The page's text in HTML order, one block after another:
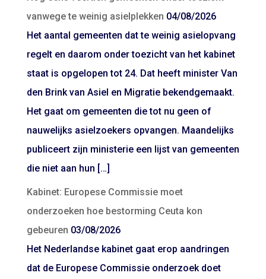
vanwege te weinig asielplekken 04/08/2026
Het aantal gemeenten dat te weinig asielopvang
regelt en daarom onder toezicht van het kabinet
staat is opgelopen tot 24. Dat heeft minister Van
den Brink van Asiel en Migratie bekendgemaakt.
Het gaat om gemeenten die tot nu geen of
nauwelijks asielzoekers opvangen. Maandelijks
publiceert zijn ministerie een lijst van gemeenten
die niet aan hun […]
Kabinet: Europese Commissie moet
onderzoeken hoe bestorming Ceuta kon
gebeuren 03/08/2026
Het Nederlandse kabinet gaat erop aandringen
dat de Europese Commissie onderzoek doet